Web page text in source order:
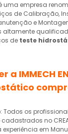
é uma empresa
de Calibração,
e
altamente
de teste
a IMMECH
cadastrados no
em